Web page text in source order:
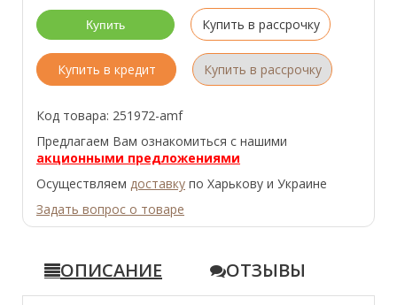
Купить в рассрочку
Купить в кредит Купить в рассрочку
Код товара: 251972-amf
Предлагаем Вам ознакомиться с нашими
акционными предложениями
Осуществляем доставку по Харькову и Украине
Задать вопрос о товаре
ОПИСАНИЕ ОТЗЫВЫ